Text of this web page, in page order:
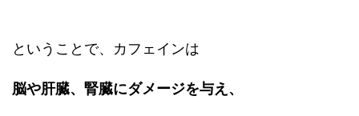
ということで、カフェインは
脳や肝臓、腎臓にダメージを与え、